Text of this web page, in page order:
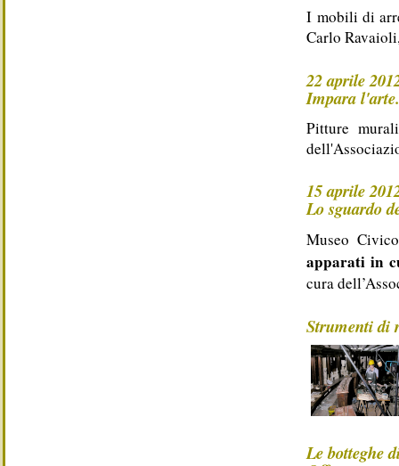
I mobili di
Carlo
22 aprile
Impara
Pitture
15 aprile
Lo sguardo
Museo
apparati in
cura
Strumenti di
Le botteghe